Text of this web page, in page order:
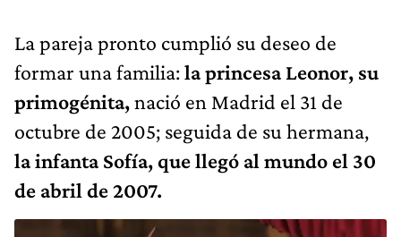
La pareja pronto cumplió su deseo de
formar una familia:la princesa Leonor, su
primogénita,nació en Madrid el 31 de
octubre de 2005; seguida de su hermana,
la infanta Sofía, que llegó al mundo el 30
de abril de 2007.